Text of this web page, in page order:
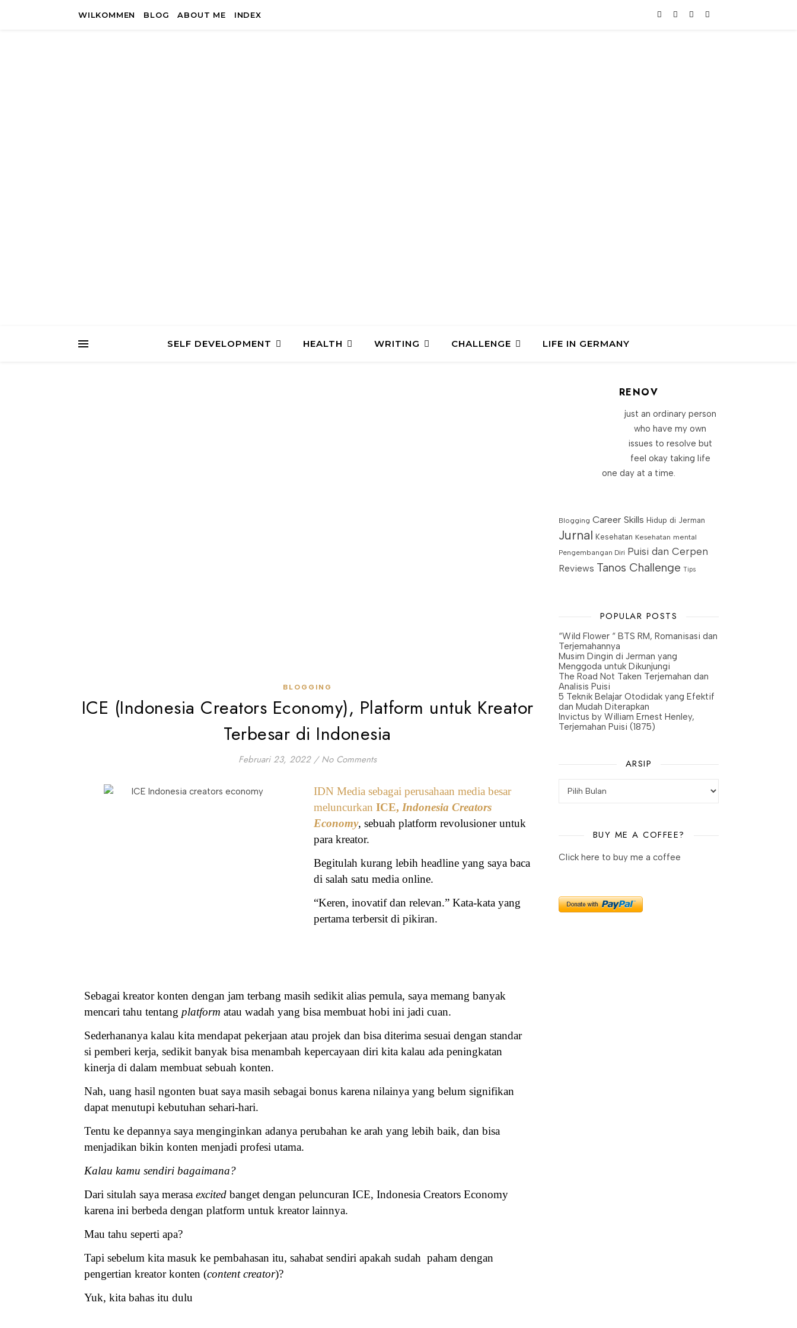
WILKOMMEN BLOG ABOUT ME INDEX
SELF DEVELOPMENT HEALTH WRITING CHALLENGE LIFE IN GERMANY
BLOGGING
ICE (Indonesia Creators Economy), Platform untuk Kreator
Terbesar di Indonesia
Februari 23, 2022 / No Comments
IDN Media sebagai perusahaan media besar
meluncurkan ICE, Indonesia Creators
Economy, sebuah platform revolusioner untuk
para kreator.
Begitulah kurang lebih headline yang saya baca
di salah satu media online.
“Keren, inovatif dan relevan.” Kata-kata yang
pertama terbersit di pikiran.
Sebagai kreator konten dengan jam terbang masih sedikit alias pemula, saya memang banyak
mencari tahu tentang platform atau wadah yang bisa membuat hobi ini jadi cuan.
Sederhananya kalau kita mendapat pekerjaan atau projek dan bisa diterima sesuai dengan standar
si pemberi kerja, sedikit banyak bisa menambah kepercayaan diri kita kalau ada peningkatan
kinerja di dalam membuat sebuah konten.
Nah, uang hasil ngonten buat saya masih sebagai bonus karena nilainya yang belum signifikan
dapat menutupi kebutuhan sehari-hari.
Tentu ke depannya saya menginginkan adanya perubahan ke arah yang lebih baik, dan bisa
menjadikan bikin konten menjadi profesi utama.
Kalau kamu sendiri bagaimana?
Dari situlah saya merasa excited banget dengan peluncuran ICE, Indonesia Creators Economy
karena ini berbeda dengan platform untuk kreator lainnya.
Mau tahu seperti apa?
Tapi sebelum kita masuk ke pembahasan itu, sahabat sendiri apakah sudah paham dengan
pengertian kreator konten (content creator)?
Yuk, kita bahas itu dulu
RENOV
just an ordinary person
who have my own
issues to resolve but
feel okay taking life
one day at a time.
Blogging Career Skills Hidup di Jerman
Jurnal Kesehatan Kesehatan mental
Pengembangan Diri Puisi dan Cerpen
Reviews Tanos Challenge Tips
POPULAR POSTS
“Wild Flower “ BTS RM, Romanisasi dan
Terjemahannya
Musim Dingin di Jerman yang
Menggoda untuk Dikunjungi
The Road Not Taken Terjemahan dan
Analisis Puisi
5 Teknik Belajar Otodidak yang Efektif
dan Mudah Diterapkan
Invictus by William Ernest Henley,
Terjemahan Puisi (1875)
ARSIP
BUY ME A COFFEE?
Click here to buy me a coffee